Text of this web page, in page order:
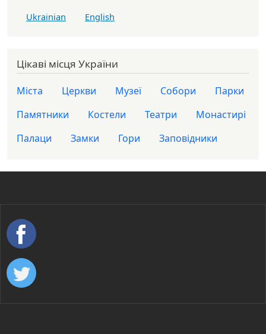
Ukrainian English
Цікаві місця України
Міста Церкви Музеї Собори
Парки
Памятники
Костели Театри
Монастирі
Палаци
Замки Гори Заповідники